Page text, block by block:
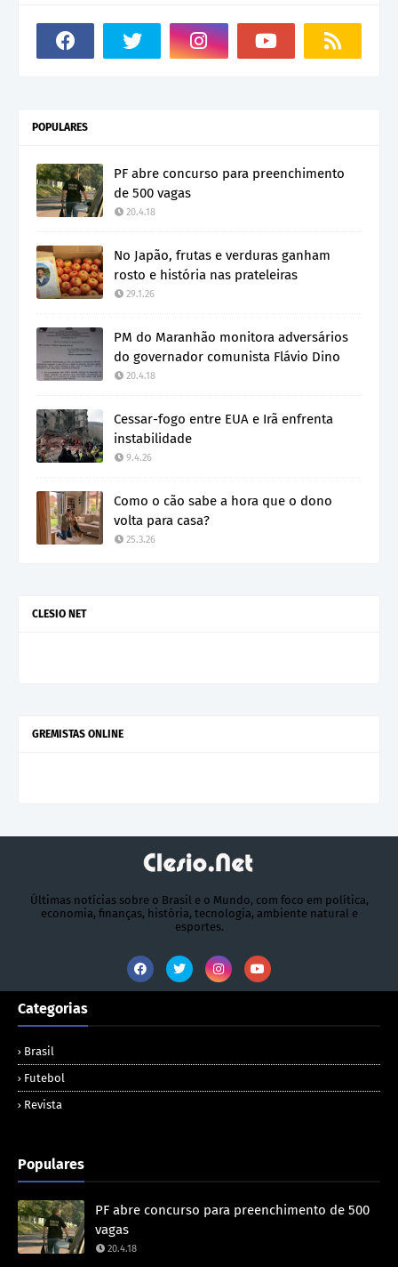
POPULARES
PF abre concurso para preenchimento
de 500 vagas
20.4.18
No Japão, frutas e verduras ganham
rosto e história nas prateleiras
29.1.26
PM do Maranhão monitora adversários
do governador comunista Flávio Dino
20.4.18
Cessar-fogo entre EUA e Irã enfrenta
instabilidade
9.4.26
Como o cão sabe a hora que o dono
volta para casa?
25.3.26
CLESIO NET
GREMISTAS ONLINE
Últimas notícias sobre o Brasil e o Mundo, com foco em política,
economia, finanças, história, tecnologia, ambiente natural e
esportes.
Categorias
Brasil
Futebol
Revista
Populares
PF abre concurso para preenchimento de 500
vagas
20.4.18